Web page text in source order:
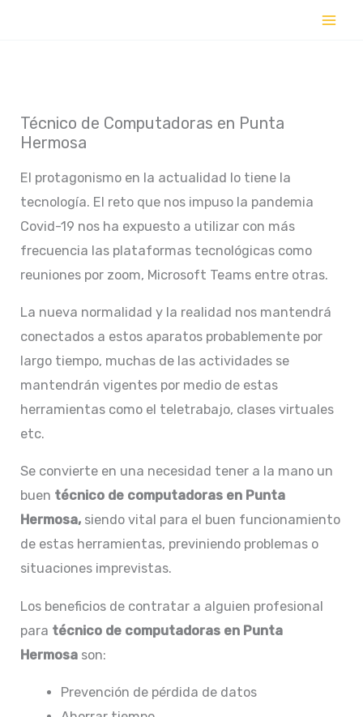
Técnico de Computadoras en Punta
Hermosa
El protagonismo en la actualidad lo tiene la
tecnología. El reto que nos impuso la pandemia
Covid-19 nos ha expuesto a utilizar con más
frecuencia las plataformas tecnológicas como
reuniones por zoom, Microsoft Teams entre otras.
La nueva normalidad y la realidad nos mantendrá
conectados a estos aparatos probablemente por
largo tiempo, muchas de las actividades se
mantendrán vigentes por medio de estas
herramientas como el teletrabajo, clases virtuales
etc.
Se convierte en una necesidad tener a la mano un
buen técnico de computadoras en Punta
Hermosa, siendo vital para el buen funcionamiento
de estas herramientas, previniendo problemas o
situaciones imprevistas.
Los beneficios de contratar a alguien profesional
para técnico de computadoras en Punta
Hermosa son:
Prevención de pérdida de datos